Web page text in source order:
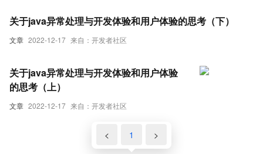
文章 2022-12-17 来自：开发者社区
关于java异常处理与开发体验和用户体验的思考（下）
文章 2022-12-17 来自：开发者社区
关于java异常处理与开发体验和用户体验
的思考（上）
< 1 >